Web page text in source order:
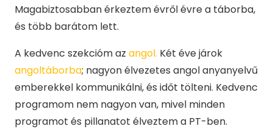
Magabiztosabban érkeztem évről évre a táborba,
és több barátom lett.
A kedvenc szekcióm az angol. Két éve járok
angoltáborba; nagyon élvezetes angol anyanyelvű
emberekkel kommunikálni, és időt tölteni. Kedvenc
programom nem nagyon van, mivel minden
programot és pillanatot élveztem a PT-ben.